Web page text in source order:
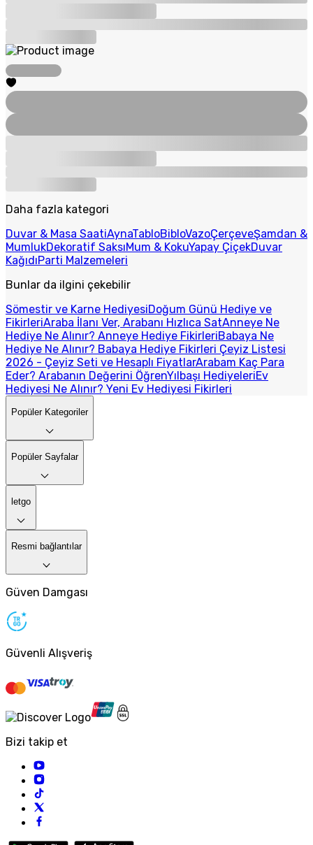
Daha fazla kategori
Duvar & Masa SaatiAynaTabloBibloVazoÇerçeveŞamdan &
MumlukDekoratif SaksıMum & KokuYapay ÇiçekDuvar
KağıdıParti Malzemeleri
Bunlar da ilgini çekebilir
Sömestir ve Karne HediyesiDoğum Günü Hediye ve
FikirleriAraba İlanı Ver, Arabanı Hızlıca SatAnneye Ne
Hediye Ne Alınır? Anneye Hediye FikirleriBabaya Ne
Hediye Ne Alınır? Babaya Hediye Fikirleri Çeyiz Listesi
2026 - Çeyiz Seti ve Hesaplı FiyatlarArabam Kaç Para
Eder? Arabanın Değerini ÖğrenYılbaşı HediyeleriEv
Hediyesi Ne Alınır? Yeni Ev Hediyesi Fikirleri
Popüler Kategoriler
Popüler Sayfalar
letgo
Resmi bağlantılar
Güven Damgası
Güvenli Alışveriş
Bizi takip et